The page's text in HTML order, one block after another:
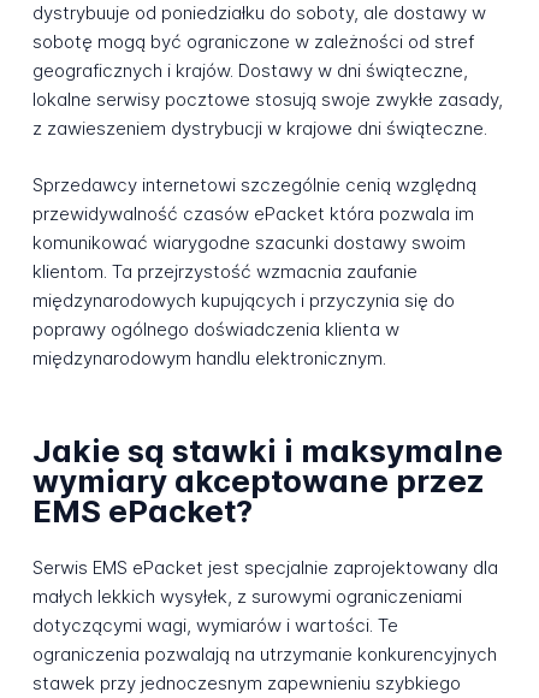
dystrybuuje od poniedziałku do soboty, ale dostawy w
sobotę mogą być ograniczone w zależności od stref
geograficznych i krajów. Dostawy w dni świąteczne,
lokalne serwisy pocztowe stosują swoje zwykłe zasady,
z zawieszeniem dystrybucji w krajowe dni świąteczne.
Sprzedawcy internetowi szczególnie cenią względną
przewidywalność czasów ePacket która pozwala im
komunikować wiarygodne szacunki dostawy swoim
klientom. Ta przejrzystość wzmacnia zaufanie
międzynarodowych kupujących i przyczynia się do
poprawy ogólnego doświadczenia klienta w
międzynarodowym handlu elektronicznym.
Jakie są stawki i maksymalne
wymiary akceptowane przez
EMS ePacket?
Serwis EMS ePacket jest specjalnie zaprojektowany dla
małych lekkich wysyłek, z surowymi ograniczeniami
dotyczącymi wagi, wymiarów i wartości. Te
ograniczenia pozwalają na utrzymanie konkurencyjnych
stawek przy jednoczesnym zapewnieniu szybkiego